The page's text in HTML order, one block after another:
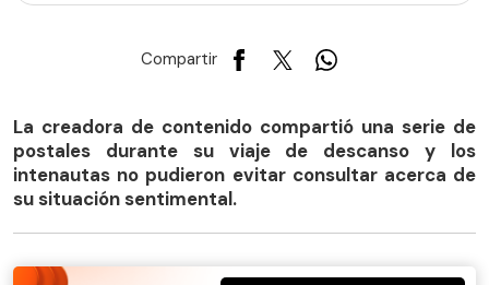
Compartir
La creadora de contenido compartió una serie de
postales durante su viaje de descanso y los
intenautas no pudieron evitar consultar acerca de
su situación sentimental.